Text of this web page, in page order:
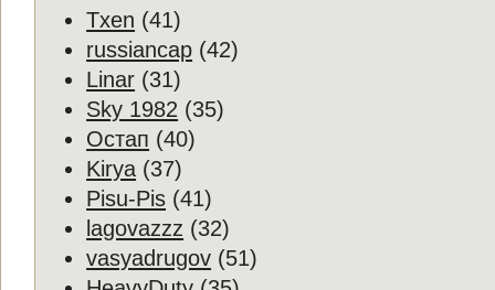
Txen (41)
russiancap (42)
Linar (31)
Sky 1982 (35)
Остап (40)
Kirya (37)
Pisu-Pis (41)
lagovazzz (32)
vasyadrugov (51)